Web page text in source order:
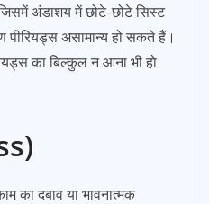
अंडाशय में छोटे-छोटे सिस्ट
असामान्य हो सकते हैं।
का बिल्कुल न आना भी हो
का दबाव या भावनात्मक